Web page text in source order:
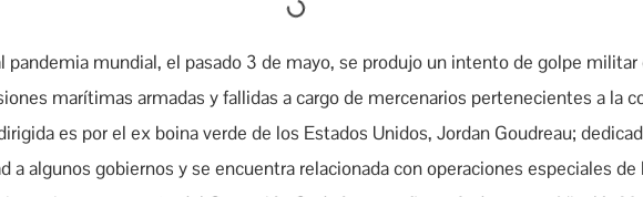
pandemia mundial, el pasado 3 de mayo, se produjo un intento de golpe militar
marítimas armadas y fallidas a cargo de mercenarios pertenecientes a la
es por el ex boina verde de los Estados Unidos, Jordan Goudreau;
a algunos gobiernos y se encuentra relacionada con operaciones especiales de